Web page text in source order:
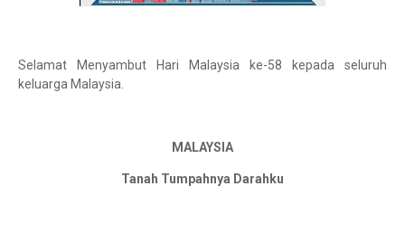
Selamat Menyambut Hari Malaysia ke-58 kepada seluruh
keluarga Malaysia.
MALAYSIA
Tanah Tumpahnya Darahku